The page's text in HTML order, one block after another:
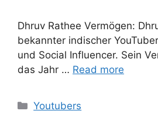
Dhruv Rathee Vermögen:
bekannter indischer
und Social Influencer. Sein
das Jahr … Read more
Categories
Youtubers